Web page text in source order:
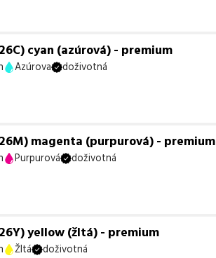
cyan (azúrová) - premium
Azúrova doživotná
magenta (purpurová) - premium
Purpurová doživotná
yellow (žltá) - premium
Žltá doživotná